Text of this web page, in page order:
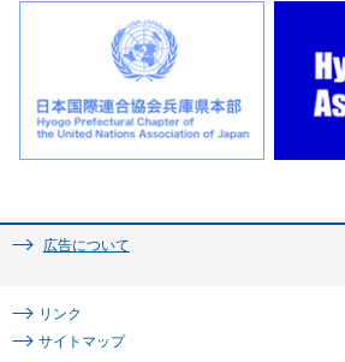
広告について
リンク
サイトマップ